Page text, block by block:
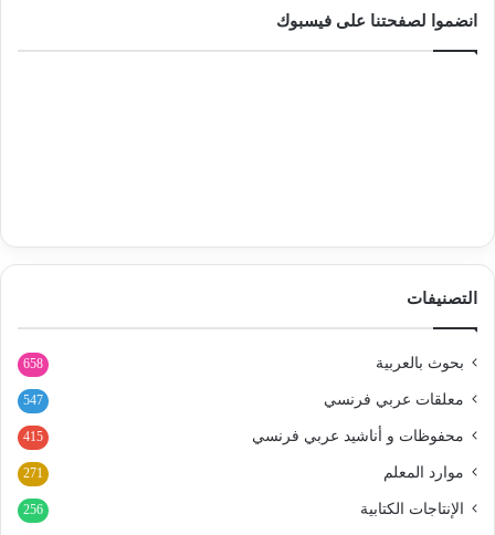
انضموا لصفحتنا على فيسبوك
التصنيفات
بحوث بالعربية 658
معلقات عربي فرنسي 547
محفوظات و أناشيد عربي فرنسي 415
موارد المعلم 271
الإنتاجات الكتابية 256